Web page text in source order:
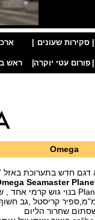
סקירות שעונים
פורום עטי יוקרה ראש
Omega
חדש בתערוכת באזל 2017
Seamaster
שחרור הליום